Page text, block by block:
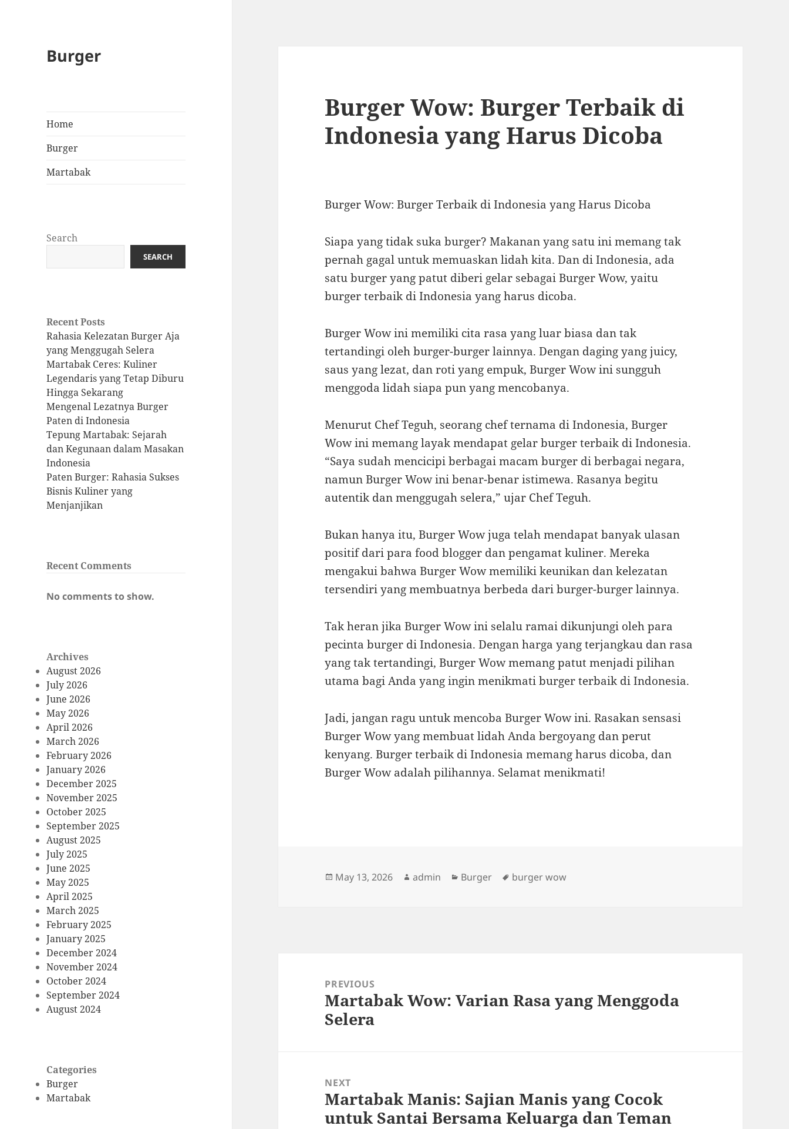
Burger
Home
Burger
Martabak
Search
SEARCH
Recent Posts
Rahasia Kelezatan Burger Aja
yang Menggugah Selera
Martabak Ceres: Kuliner
Legendaris yang Tetap Diburu
Hingga Sekarang
Mengenal Lezatnya Burger
Paten di Indonesia
Tepung Martabak: Sejarah
dan Kegunaan dalam Masakan
Indonesia
Paten Burger: Rahasia Sukses
Bisnis Kuliner yang
Menjanjikan
Recent Comments
No comments to show.
Archives
August 2026
July 2026
June 2026
May 2026
April 2026
March 2026
February 2026
January 2026
December 2025
November 2025
October 2025
September 2025
August 2025
July 2025
June 2025
May 2025
April 2025
March 2025
February 2025
January 2025
December 2024
November 2024
October 2024
September 2024
August 2024
Categories
Burger
Martabak
Burger Wow: Burger Terbaik di
Indonesia yang Harus Dicoba
Burger Wow: Burger Terbaik di Indonesia yang Harus Dicoba
Siapa yang tidak suka burger? Makanan yang satu ini memang tak
pernah gagal untuk memuaskan lidah kita. Dan di Indonesia, ada
satu burger yang patut diberi gelar sebagai Burger Wow, yaitu
burger terbaik di Indonesia yang harus dicoba.
Burger Wow ini memiliki cita rasa yang luar biasa dan tak
tertandingi oleh burger-burger lainnya. Dengan daging yang juicy,
saus yang lezat, dan roti yang empuk, Burger Wow ini sungguh
menggoda lidah siapa pun yang mencobanya.
Menurut Chef Teguh, seorang chef ternama di Indonesia, Burger
Wow ini memang layak mendapat gelar burger terbaik di Indonesia.
“Saya sudah mencicipi berbagai macam burger di berbagai negara,
namun Burger Wow ini benar-benar istimewa. Rasanya begitu
autentik dan menggugah selera,” ujar Chef Teguh.
Bukan hanya itu, Burger Wow juga telah mendapat banyak ulasan
positif dari para food blogger dan pengamat kuliner. Mereka
mengakui bahwa Burger Wow memiliki keunikan dan kelezatan
tersendiri yang membuatnya berbeda dari burger-burger lainnya.
Tak heran jika Burger Wow ini selalu ramai dikunjungi oleh para
pecinta burger di Indonesia. Dengan harga yang terjangkau dan rasa
yang tak tertandingi, Burger Wow memang patut menjadi pilihan
utama bagi Anda yang ingin menikmati burger terbaik di Indonesia.
Jadi, jangan ragu untuk mencoba Burger Wow ini. Rasakan sensasi
Burger Wow yang membuat lidah Anda bergoyang dan perut
kenyang. Burger terbaik di Indonesia memang harus dicoba, dan
Burger Wow adalah pilihannya. Selamat menikmati!
Posted
May 13, 2026 Author
admin Categories
Burger Tags
burger wow
navigationPREVIOUS
Previous
post:
Martabak Wow: Varian Rasa yang Menggoda
Selera
NEXT
Next
post:
Martabak Manis: Sajian Manis yang Cocok
untuk Santai Bersama Keluarga dan Teman